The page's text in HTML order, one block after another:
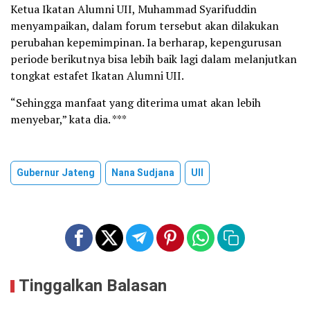
Ketua Ikatan Alumni UII, Muhammad Syarifuddin
menyampaikan, dalam forum tersebut akan dilakukan
perubahan kepemimpinan. Ia berharap, kepengurusan
periode berikutnya bisa lebih baik lagi dalam melanjutkan
tongkat estafet Ikatan Alumni UII.
“Sehingga manfaat yang diterima umat akan lebih
menyebar,” kata dia. ***
Gubernur Jateng Nana Sudjana UII
Tinggalkan Balasan